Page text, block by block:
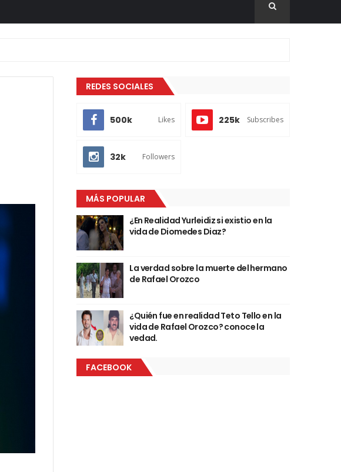
REDES SOCIALES
500k Likes 225k Subscribes
32k Followers
MÁS POPULAR
¿En Realidad Yurleidiz si existio en la
vida de Diomedes Diaz?
La verdad sobre la muerte del hermano
de Rafael Orozco
¿Quién fue en realidad Teto Tello en la
vida de Rafael Orozco? conoce la
vedad.
FACEBOOK